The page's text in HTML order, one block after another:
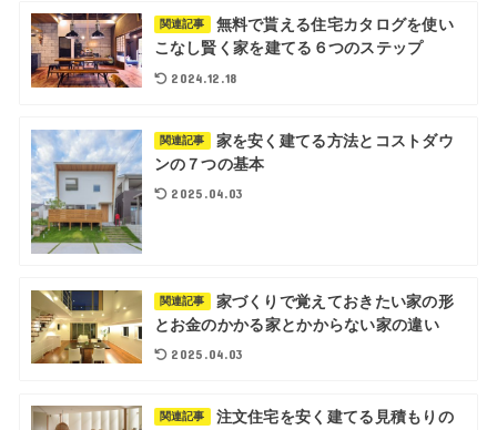
関連記事
無料で貰える住宅カタログを使い
こなし賢く家を建てる６つのステップ
2024.12.18
関連記事
家を安く建てる方法とコストダウ
ンの７つの基本
2025.04.03
関連記事
家づくりで覚えておきたい家の形
とお金のかかる家とかからない家の違い
2025.04.03
関連記事
注文住宅を安く建てる見積もりの